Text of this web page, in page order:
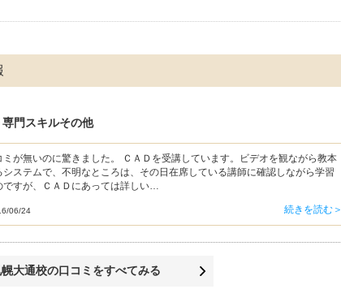
専門スキルその他
ミが無いのに驚きました。 ＣＡＤを受講しています。ビデオを観ながら教本
システムで、不明なところは、その日在席している講師に確認しながら学習
ですが、ＣＡＤにあっては詳しい…
06/24 続きを読む＞
大通校の口コミをすべてみる